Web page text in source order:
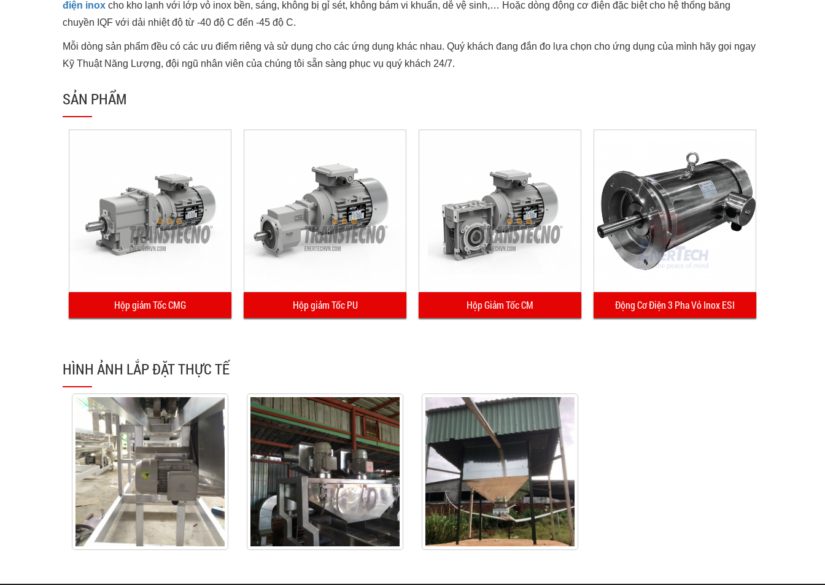
điện inox cho kho lạnh với lớp vỏ inox bền, sáng, không bị gỉ sét, không bám vi khuẩn, dễ vệ sinh,… Hoặc dòng động cơ điện đặc biệt cho hệ thống băng
chuyền IQF với dải nhiệt độ từ -40 độ C đến -45 độ C.
Mỗi dòng sản phẩm đều có các ưu điểm riêng và sử dụng cho các ứng dụng khác nhau. Quý khách đang đắn đo lựa chọn cho ứng dụng của mình hãy gọi ngay
Kỹ Thuật Năng Lượng, đội ngũ nhân viên của chúng tôi sẵn sàng phục vụ quý khách 24/7.
SẢN PHẨM
Hộp giảm Tốc CMG Hộp giảm Tốc PU Hộp Giảm Tốc CM Động Cơ Điện 3 Pha Vỏ Inox ESI
HÌNH ẢNH LẮP ĐẶT THỰC TẾ